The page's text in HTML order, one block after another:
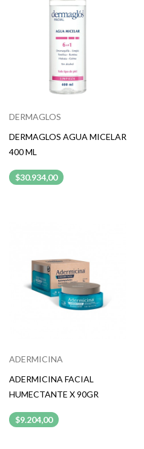
DERMAGLOS
DERMAGLOS AGUA MICELAR
400 ML
$30.934,00
ADERMICINA
ADERMICINA FACIAL
HUMECTANTE X 90GR
$9.204,00